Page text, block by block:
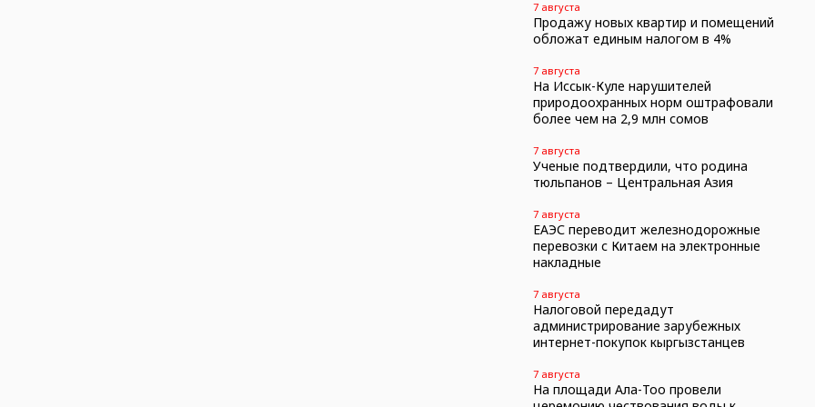
7 августа
Продажу новых квартир и помещений
обложат единым налогом в 4%
7 августа
На Иссык-Куле нарушителей
природоохранных норм оштрафовали
более чем на 2,9 млн сомов
7 августа
Ученые подтвердили, что родина
тюльпанов – Центральная Азия
7 августа
ЕАЭС переводит железнодорожные
перевозки с Китаем на электронные
накладные
7 августа
Налоговой передадут
администрирование зарубежных
интернет-покупок кыргызстанцев
7 августа
На площади Ала-Тоо провели